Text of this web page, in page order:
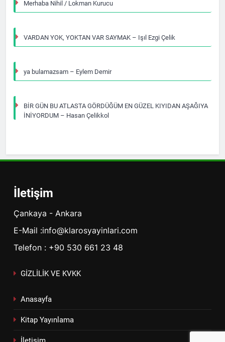
Merhaba Nihil / Lokman Kurucu
VARDAN YOK, YOKTAN VAR SAYMAK – Işıl Ezgi Çelik
ya bulamazsam – Eylem Demir
BİR GÜN BU ATLASTA GÖRDÜĞÜM EN GÜZEL KIYIDAN AŞAĞIYA
İNİYORDUM – Hasan Çelikkol
İletişim
Çankaya - Ankara
E-Mail :info@klarosyayinlari.com
Telefon : +90 530 661 23 48
GİZLİLİK VE KVKK
Anasayfa
Kitap Yayınlama